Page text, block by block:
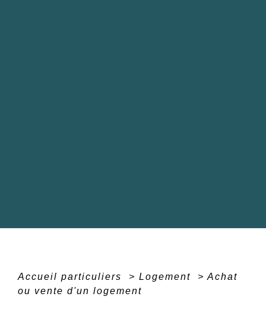
Accueil particuliers > Logement > Achat
ou vente d'un logement